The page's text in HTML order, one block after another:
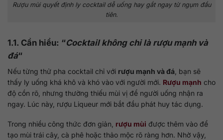
Rượu mùi quyết định ly cocktail dễ uống hay gắt ngay từ ngụm đầu
tiên.
1.1. Cần hiểu: “Cocktail không chỉ là rượu mạnh và
đá“
Nếu từng thử pha cocktail chỉ với rượu mạnh và đá , bạn sẽ
thấy ly uống khá khô và khó vào với người mới. Rượu mạnh cho
độ cồn rõ, nhưng thường thiếu mùi vị để người uống nhận ra
ngay. Lúc này, rượu Liqueur mới bắt đầu phát huy tác dụng.
Trong nhiều công thức đơn giản, rượu mùi được thêm vào để
tạo mùi trái cây, cà phê hoặc thảo mộc rõ ràng hơn. Nhờ vậy,